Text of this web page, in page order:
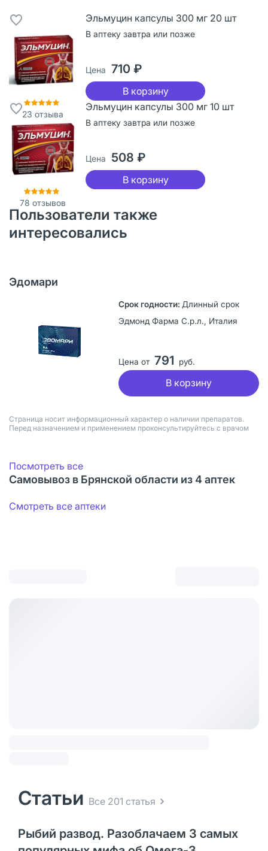
23 отзыва
Эльмуцин капсулы 300 мг 20 шт
В аптеку завтра или позже
Цена 710 ₽
В корзину
78 отзывов
Эльмуцин капсулы 300 мг 10 шт
В аптеку завтра или позже
Цена 508 ₽
В корзину
Пользователи также
интересовались
Эдомари
Длинный срок
Эдмонд Фарма С.р.л., Италия
Цена от 791 руб.
В корзину
Страница носит информационный характер о наличии препаратов.
Перед назначением и применением проконсультируйтесь с врачом
Посмотреть все
Самовывоз в Брянской области из 4 аптек
Смотреть все аптеки
Статьи Все 201 статья
Рыбий развод. Разоблачаем 3 самых